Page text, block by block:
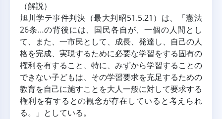
（解説）
旭川学テ事件判決（最大判昭51.5.21）は、「憲法
26条…の背後には、国民各自が、一個の人間とし
て、また、一市民として、成長、発達し、自己の人
格を完成、実現するために必要な学習をする固有の
権利を有すること、特に、みずから学習することの
できない子どもは、その学習要求を充足するための
教育を自己に施すことを大人一般に対して要求する
権利を有するとの観念が存在していると考えられ
る。」としている。